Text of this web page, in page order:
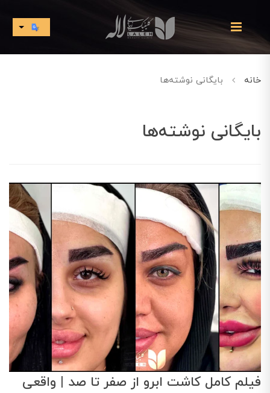
خانه بایگانی نوشته‌ها
بایگانی نوشته‌ها
فیلم کامل کاشت ابرو از صفر تا صد | واقعی